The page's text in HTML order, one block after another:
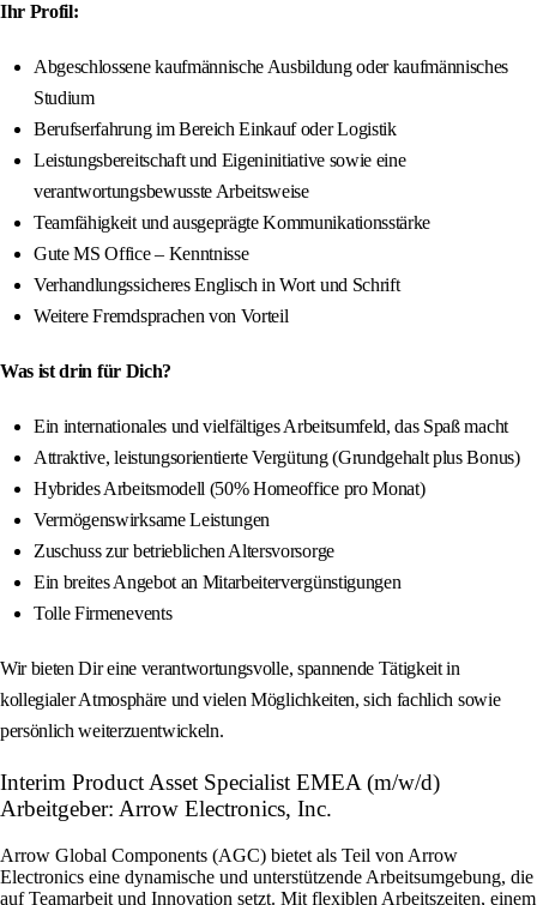
Ihr Profil:
Abgeschlossene kaufmännische Ausbildung oder kaufmännisches
Studium
Berufserfahrung im Bereich Einkauf oder Logistik
Leistungsbereitschaft und Eigeninitiative sowie eine
verantwortungsbewusste Arbeitsweise
Teamfähigkeit und ausgeprägte Kommunikationsstärke
Gute MS Office – Kenntnisse
Verhandlungssicheres Englisch in Wort und Schrift
Weitere Fremdsprachen von Vorteil
Was ist drin für Dich?
Ein internationales und vielfältiges Arbeitsumfeld, das Spaß macht
Attraktive, leistungsorientierte Vergütung (Grundgehalt plus Bonus)
Hybrides Arbeitsmodell (50% Homeoffice pro Monat)
Vermögenswirksame Leistungen
Zuschuss zur betrieblichen Altersvorsorge
Ein breites Angebot an Mitarbeitervergünstigungen
Tolle Firmenevents
Wir bieten Dir eine verantwortungsvolle, spannende Tätigkeit in
kollegialer Atmosphäre und vielen Möglichkeiten, sich fachlich sowie
persönlich weiterzuentwickeln.
Interim Product Asset Specialist EMEA (m/w/d)
Arbeitgeber: Arrow Electronics, Inc.
Arrow Global Components (AGC) bietet als Teil von Arrow
Electronics eine dynamische und unterstützende Arbeitsumgebung, die
auf Teamarbeit und Innovation setzt. Mit flexiblen Arbeitszeiten, einem